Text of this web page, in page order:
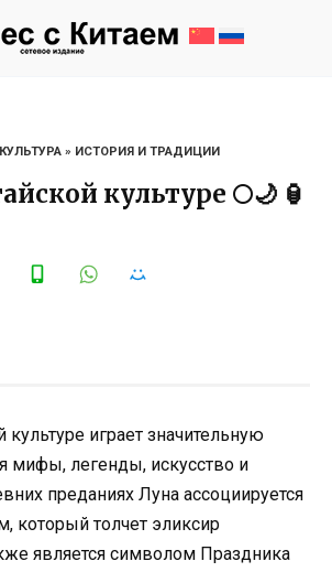
КУЛЬТУРА » ИСТОРИЯ И ТРАДИЦИИ
культуре 🌕🌙 🏮
культуре играет значительную
мифы, легенды, искусство и
преданиях Луна ассоциируется
который толчет эликсир
является символом Праздника